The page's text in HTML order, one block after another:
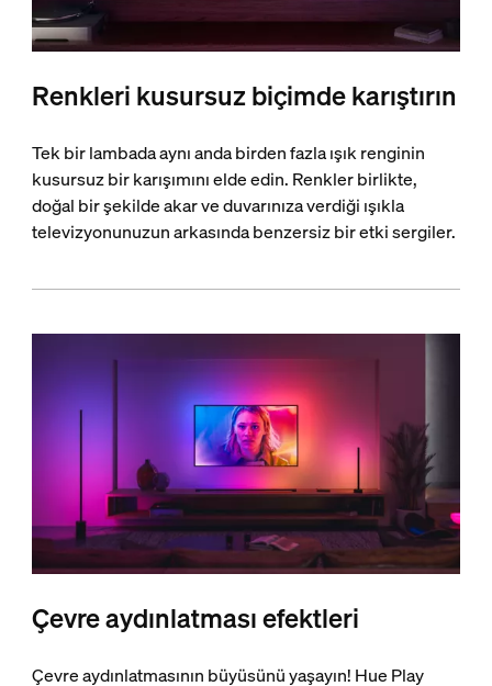
Renkleri kusursuz biçimde karıştırın
Tek bir lambada aynı anda birden fazla ışık renginin
kusursuz bir karışımını elde edin. Renkler birlikte,
doğal bir şekilde akar ve duvarınıza verdiği ışıkla
televizyonunuzun arkasında benzersiz bir etki sergiler.
Çevre aydınlatması efektleri
Çevre aydınlatmasının büyüsünü yaşayın! Hue Play